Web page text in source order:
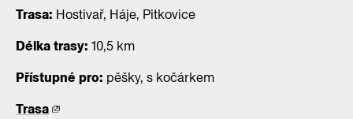
Trasa: Hostivař, Háje, Pitkovice
Délka trasy: 10,5 km
Přístupné pro: pěšky, s kočárkem
Trasa